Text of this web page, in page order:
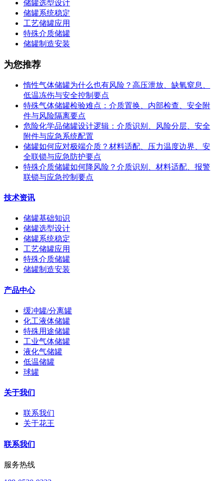
储罐选型设计
储罐系统稳定
工艺储罐应用
特殊介质储罐
储罐制造安装
为您推荐
惰性气体储罐为什么也有风险？高压泄放、缺氧窒息、
低温冻伤与安全控制要点
特殊气体储罐检验难点：介质置换、内部检查、安全附
件与风险隔离要点
危险化学品储罐设计逻辑：介质识别、风险分层、安全
附件与应急系统配置
储罐如何应对极端介质？材料适配、压力温度边界、安
全联锁与应急防护要点
特殊介质储罐如何降风险？介质识别、材料适配、报警
联锁与应急控制要点
技术资讯
储罐基础知识
储罐选型设计
储罐系统稳定
工艺储罐应用
特殊介质储罐
储罐制造安装
产品中心
缓冲罐/分离罐
化工液体储罐
特殊用途储罐
工业气体储罐
液化气储罐
低温储罐
球罐
关于我们
联系我们
关于花王
联系我们
服务热线